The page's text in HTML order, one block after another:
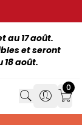
au 17 août.
et seront
août.
Search
Search
0